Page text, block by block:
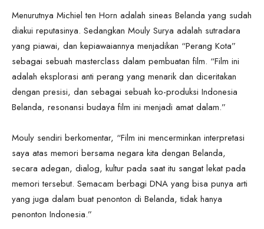
Menurutnya Michiel ten Horn adalah sineas Belanda yang sudah
diakui reputasinya. Sedangkan Mouly Surya adalah sutradara
yang piawai, dan kepiawaiannya menjadikan “Perang Kota”
sebagai sebuah masterclass dalam pembuatan film. “Film ini
adalah eksplorasi anti perang yang menarik dan diceritakan
dengan presisi, dan sebagai sebuah ko-produksi Indonesia
Belanda, resonansi budaya film ini menjadi amat dalam.”
Mouly sendiri berkomentar, “Film ini mencerminkan interpretasi
saya atas memori bersama negara kita dengan Belanda,
secara adegan, dialog, kultur pada saat itu sangat lekat pada
memori tersebut. Semacam berbagi DNA yang bisa punya arti
yang juga dalam buat penonton di Belanda, tidak hanya
penonton Indonesia.”